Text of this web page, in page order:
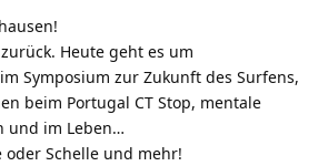
Heute geht es um
Symposium zur Zukunft des Surfens,
beim Portugal CT Stop, mentale
und im Leben…
Schelle und mehr!